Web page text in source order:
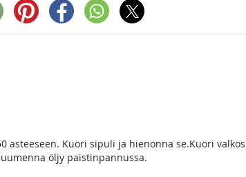
asteeseen. Kuori sipuli ja hienonna se.Kuori
öljy paistinpannussa.